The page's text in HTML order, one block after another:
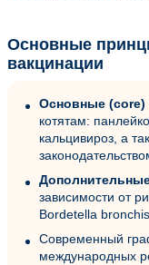
Основные
вакцинации
Основные (core)
котятам:
кальцивироз, а
зависимости от
Bordetella
Современный
международных